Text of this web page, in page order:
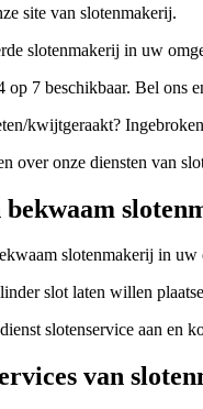
site van slotenmakerij.
slotenmakerij in uw
op 7 beschikbaar. Bel
kwijtgeraakt?
over onze diensten van
bekwaam
slotenmakerij in
slot laten willen
slotenservice aan en
van